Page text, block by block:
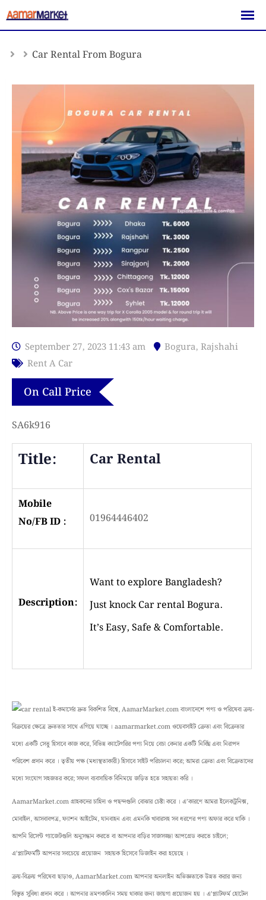
Skip
to
Car Rental From Bogura
September 27, 2023 11:43 am Bogura, Rajshahi
Rent A Car
On Call Price
SA6k916
Title: Car Rental
Mobile
No/FB ID :
01964446402
Description:
Want to explore Bangladesh?
Just knock Car rental Bogura.
It’s Easy, Safe & Comfortable.
ই-কমার্সের দ্রুত বিকশিত বিশ্বে, AamarMarket.com বাংলাদেশে পণ্য ও পরিষেবা ক্রয়-
বিক্রয়ের ক্ষেত্রে দ্রুততার সাথে এগিয়ে যাচ্ছে । aamarmarket.com ওয়েবসাইট ক্রেতা এবং বিক্রেতার
মধ্যে একটি সেতু হিসাবে কাজ করে, বিভিন্ন ক্যাটেগরির পণ্য নিয়ে বেচা কেনার একটি নির্বিঘ্ন এবং নিরাপদ
পরিবেশ প্রদান করে । তৃতীয় পক্ষ (মধ্যস্থতাকারী) হিসাবে সাইট পরিচালনা করে; আমরা ক্রেতা এবং বিক্রেতাদের
মধ্যে সংযোগ সহজতর করে; সফল ব্যবসায়িক বিনিময়ে জড়িত হতে সহায়তা করি ।
AamarMarket.com গ্রাহকদের চাহিদা ও পছন্দগুলি বোঝার চেষ্টা করে । এ’কারণে আমরা ইলেকট্রনিক্স,
মোবাইল, আসবাবপত্র, ফ্যাশন আইটেম, যানবাহন এবং এমনকি খাবারসহ সব ধরণের পণ্য অফার করে থাকি ।
আপনি রিসেন্ট গ্যাজেটগুলি অনুসন্ধান করতে বা আপনার বাড়ির সাজসজ্জা আপগ্রেড করতে চাইলে;
এ’প্ল্যাটফর্মটি আপনার সবচেয়ে প্রয়োজন সহায়ক হিসেবে ডিজাইন করা হয়েছে ।
ক্রয়-বিক্রয় পরিষেবা ছাড়াও, AamarMarket.com আপনার অনলাইন অভিজ্ঞতাকে উন্নত করার জন্য
বিস্তৃত সুবিধা প্রদান করে । আপনার ভ্রমণকালিন সময় থাকার জন্য জায়গা প্রয়োজন হয় । এ’প্ল্যাটফর্ম হোটেল